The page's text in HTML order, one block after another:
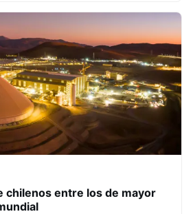
chilenos entre los de mayor